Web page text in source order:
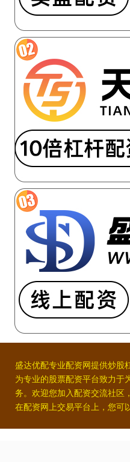
盛达优配专业配资网提供炒股
为专业的股票配资平台致力于
务。欢迎您加入配资交流社区
在配资网上交易平台上，您可